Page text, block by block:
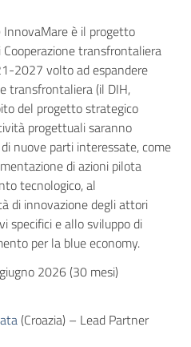
è il progetto
transfrontaliera
2027 volto ad espandere
transfrontaliera (il DIH,
del progetto strategico
progettuali saranno
nuove parti interessate, come
di azioni pilota
tecnologico, al
di innovazione degli attori
specifici e allo sviluppo di
per la blue economy.
2026 (30 mesi)
(Croazia) – Lead Partner